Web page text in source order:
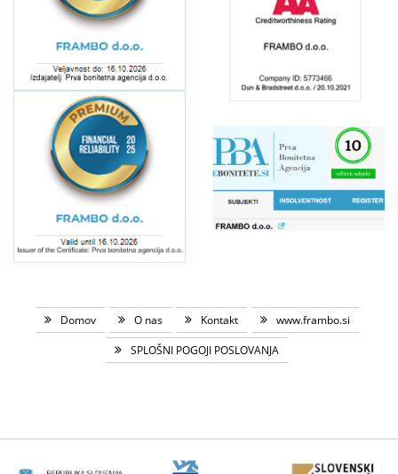
Domov O nas Kontakt
www.frambo.si
SPLOŠNI POGOJI POSLOVANJA